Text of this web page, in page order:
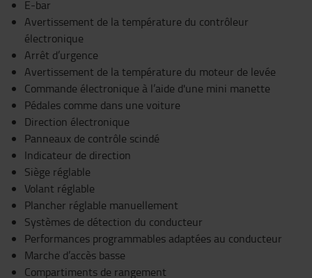
E-bar
Avertissement de la température du contrôleur
électronique
Arrêt d’urgence
Avertissement de la température du moteur de levée
Commande électronique à l’aide d'une mini manette
Pédales comme dans une voiture
Direction électronique
Panneaux de contrôle scindé
Indicateur de direction
Siège réglable
Volant réglable
Plancher réglable manuellement
Systèmes de détection du conducteur
Performances programmables adaptées au conducteur
Marche d’accès basse
Compartiments de rangement